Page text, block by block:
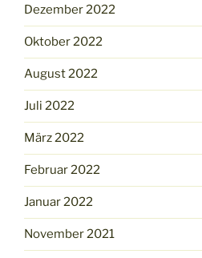
Dezember 2022
Oktober 2022
August 2022
Juli 2022
März 2022
Februar 2022
Januar 2022
November 2021